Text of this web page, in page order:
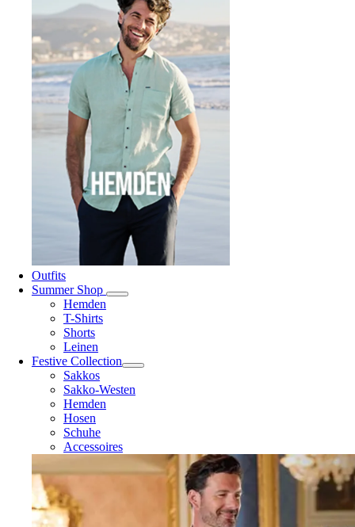
Outfits
Summer Shop
Hemden
T-Shirts
Shorts
Leinen
Festive Collection
Sakkos
Sakko-Westen
Hemden
Hosen
Schuhe
Accessoires